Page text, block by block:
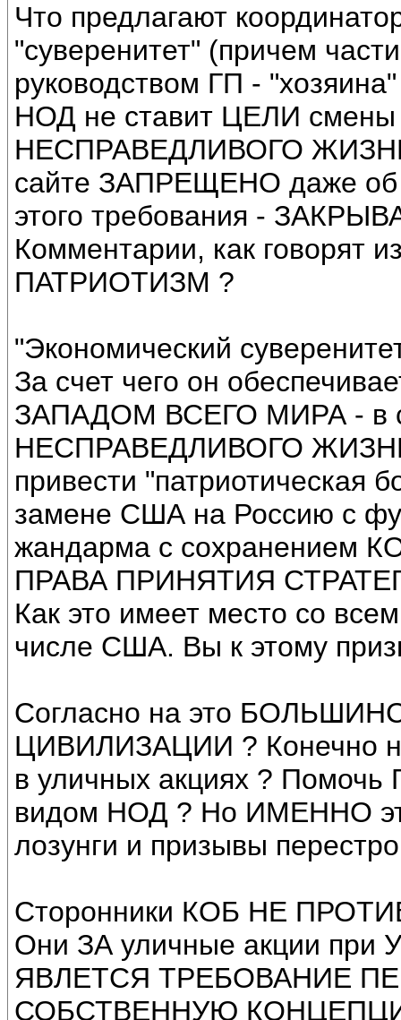
Что предлагают
"суверенитет" (причем
руководством ГП -
НОД не ставит ЦЕЛИ
НЕСПРАВЕДЛИВОГО
сайте ЗАПРЕЩЕНО даже об
этого требования -
Комментарии, как говорят
ПАТРИОТИЗМ ?
"Экономический
За счет чего он
ЗАПАДОМ ВСЕГО МИРА - в
НЕСПРАВЕДЛИВОГО
привести "патриотическая
замене США на Россию с
жандарма с
ПРАВА ПРИНЯТИЯ
Как это имеет место со
числе США. Вы к этому
Согласно на это
ЦИВИЛИЗАЦИИ ? Конечно
в уличных акциях ? Помочь
видом НОД ? Но ИМЕННО
лозунги и призывы
Сторонники КОБ НЕ
Они ЗА уличные акции
ЯВЛЕТСЯ ТРЕБОВАНИЕ
СОБСТВЕННУЮ